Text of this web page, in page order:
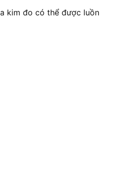
kim đo có thể được luồn